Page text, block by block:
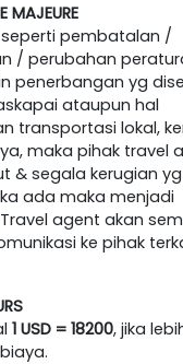
MAJEURE
seperti pembatalan /
/ perubahan
penerbangan yg
ataupun hal
transportasi lokal,
maka pihak travel
& segala kerugian
ada maka menjadi
agent akan
ke pihak
1 USD = 18200, jika